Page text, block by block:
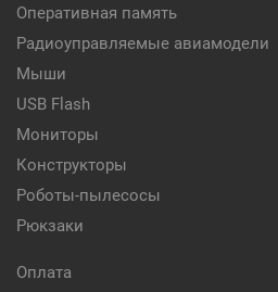
Оперативная память
Радиоуправляемые авиамодели
Мыши
USB Flash
Мониторы
Конструкторы
Роботы-пылесосы
Рюкзаки
Оплата